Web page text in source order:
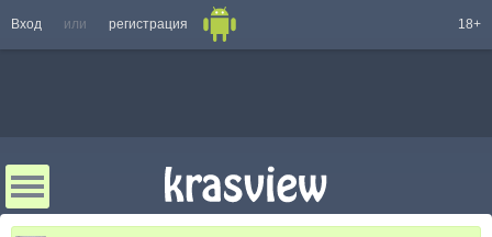
Вход или регистрация 18+